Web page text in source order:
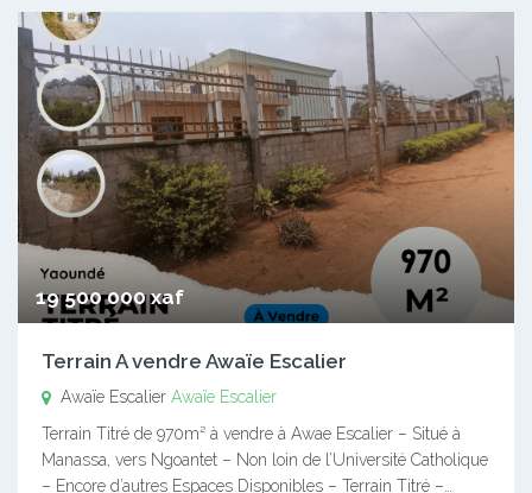
19 500 000 xaf
Terrain A vendre Awaïe Escalier
Awaïe Escalier Awaïe Escalier
Terrain Titré de 970m² à vendre à Awae Escalier – Situé à
Manassa, vers Ngoantet – Non loin de l’Université Catholique
– Encore d’autres Espaces Disponibles – Terrain Titré –…